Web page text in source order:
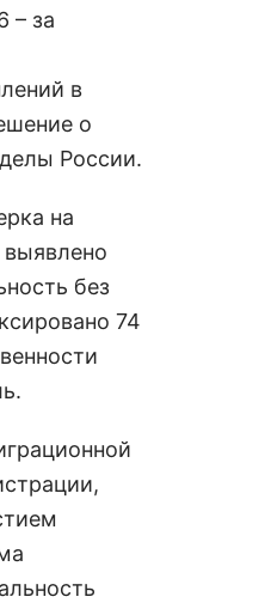
– за
в
о
России.
на
без
74